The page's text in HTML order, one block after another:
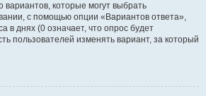
вариантов, которые могут выбрать
с помощью опции «Вариантов ответа»,
в днях (0 означает, что опрос будет
пользователей изменять вариант, за который